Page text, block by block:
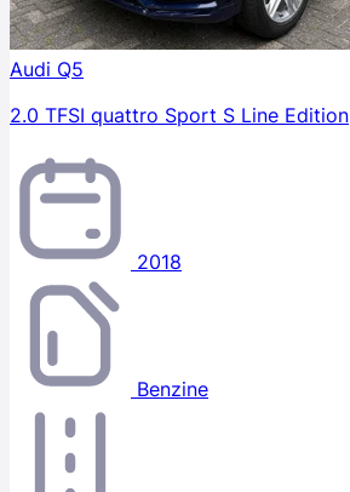
Audi Q5
2.0 TFSI quattro Sport S Line Edition
2018
Benzine